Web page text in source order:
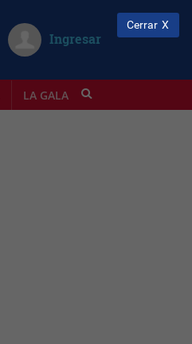
Ingresar
LA GALA INFOSTYLE
Cerrar